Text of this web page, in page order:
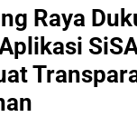
Raya